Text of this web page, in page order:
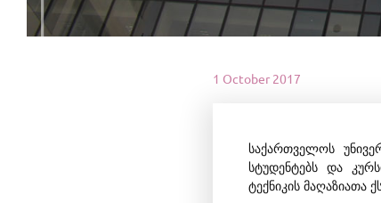
1 October 2017
საქართველოს
სტუდენტებს და
ტექნიკის მაღაზიათა